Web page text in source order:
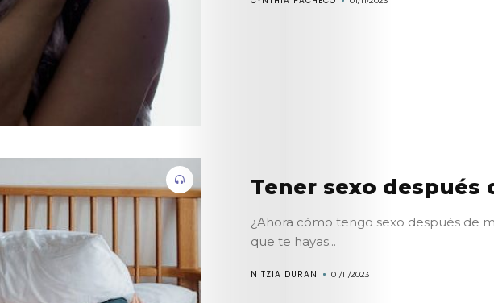
Tener sexo después
¿Ahora cómo tengo sexo después de
que te hayas...
NITZIA DURAN 01/11/2023